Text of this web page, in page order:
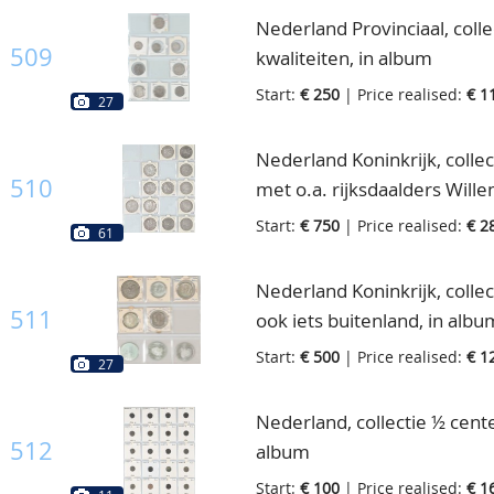
509
27
Nederland Provinciaal,
kwaliteiten, in album
Start: € 250 | Price realised: €
510
61
Nederland Koninkrijk,
met o.a. rijksdaalders
2 albums
Start: € 750 | Price realised: €
511
27
Nederland Koninkrijk,
ook iets buitenland, in
Start: € 500 | Price realised: €
512
Nederland, collectie ½
album
Start: € 100 | Price realised: €